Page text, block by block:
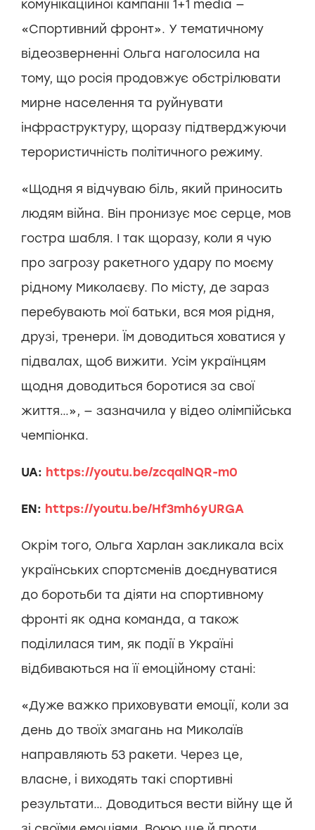
комунікаційної кампанії 1+1 media —
«Спортивний фронт». У тематичному
відеозверненні Ольга наголосила на
тому, що росія продовжує обстрілювати
мирне населення та руйнувати
інфраструктуру, щоразу підтверджуючи
терористичність політичного режиму.
«Щодня я відчуваю біль, який приносить
людям війна. Він пронизує моє серце, мов
гостра шабля. І так щоразу, коли я чую
про загрозу ракетного удару по моєму
рідному Миколаєву. По місту, де зараз
перебувають мої батьки, вся моя рідня,
друзі, тренери. Їм доводиться ховатися у
підвалах, щоб вижити. Усім українцям
щодня доводиться боротися за свої
життя…», — зазначила у відео олімпійська
чемпіонка.
UA: https://youtu.be/zcqalNQR-m0
EN: https://youtu.be/Hf3mh6yURGA
Окрім того, Ольга Харлан закликала всіх
українських спортсменів доєднуватися
до боротьби та діяти на спортивному
фронті як одна команда, а також
поділилася тим, як події в Україні
відбиваються на її емоційному стані:
«Дуже важко приховувати емоції, коли за
день до твоїх змагань на Миколаїв
направляють 53 ракети. Через це,
власне, і виходять такі спортивні
результати… Доводиться вести війну ще й